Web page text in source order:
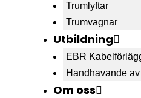
Trumlyftar
Trumvagnar
Utbildning
EBR
Handhavande
Om oss